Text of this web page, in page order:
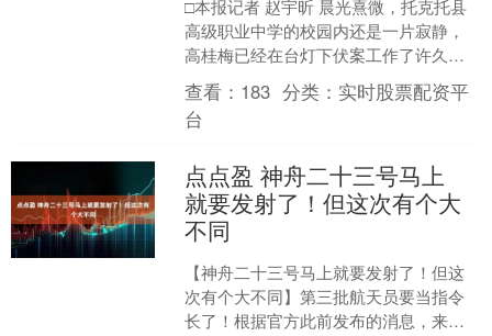
□本报记者 赵宇昕 晨光熹微，托克托县
高级职业中学的校园内还是一片寂静，
高桂梅已经在台灯下伏案工作了许久，
手边摆放着当天的教学安排和批改好的
学生作业。在25年的....
查看： 183 分类： 实时股票配资平
台
点点盈 神舟二十三号马上
就要发射了！但这次有个大
不同
【神舟二十三号马上就要发射了！但这
次有个大不同】第三批航天员要当指令
长了！根据官方此前发布的消息，来自